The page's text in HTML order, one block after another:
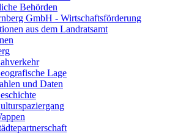
Behörden
GmbH - Wirtschaftsförderung
aus dem Landratsamt
Lage
und Daten